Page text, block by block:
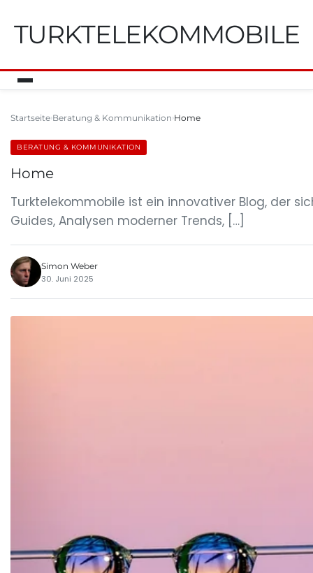
TURKTELEKOMMOBILE
Startseite Beratung & Kommunikation Home
BERATUNG & KOMMUNIKATION
Home
Turktelekommobile ist ein innovativer Blog, der
Guides, Analysen moderner Trends, […]
Simon Weber
30. Juni 2025